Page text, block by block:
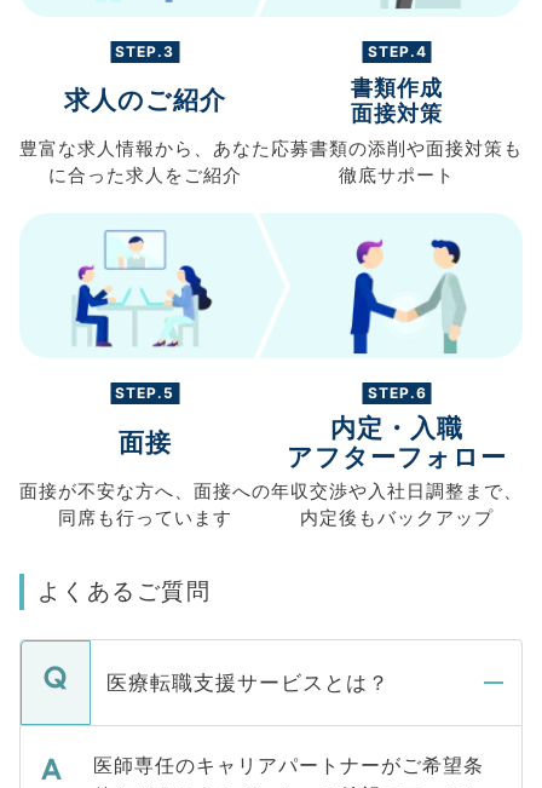
STEP.3
求人のご紹介
豊富な求人情報から、 あなた
に合った求人を ご紹介
STEP.4
書類作成
面接対策
応募書類の添削や面接対策も
徹底サポート
STEP.5
面接
面接が不安な方へ、 面接への
同席も行っています
STEP.6
内定・入職
アフターフォロー
年収交渉や入社日調整まで、
内定後もバックアップ
よくあるご質問
医療転職支援サービスとは？
医師専任のキャリアパートナーがご希望条